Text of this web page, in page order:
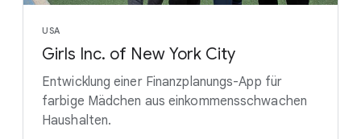
USA
Girls Inc. of New York City
Entwicklung einer Finanzplanungs-App für
farbige Mädchen aus einkommensschwachen
Haushalten.